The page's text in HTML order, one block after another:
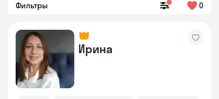
Фильтры 0
Ирина